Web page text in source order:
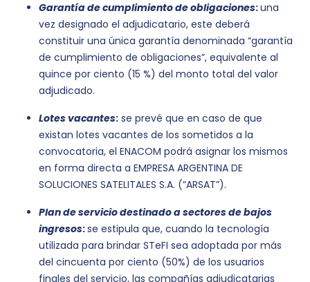
Garantía de cumplimiento de obligaciones:una
vez designado el adjudicatario, este deberá
constituir una única garantía denominada “garantía
de cumplimiento de obligaciones”, equivalente al
quince por ciento (15 %) del monto total del valor
adjudicado.
Lotes vacantes: se prevé que en caso de que
existan lotes vacantes de los sometidos a la
convocatoria, el ENACOM podrá asignar los mismos
en forma directa a EMPRESA ARGENTINA DE
SOLUCIONES SATELITALES S.A. (“ARSAT”).
Plan de servicio destinado a sectores de bajos
ingresos:se estipula que, cuando la tecnología
utilizada para brindar STeFI sea adoptada por más
del cincuenta por ciento (50%) de los usuarios
finales del servicio, las compañías adjudicatarias